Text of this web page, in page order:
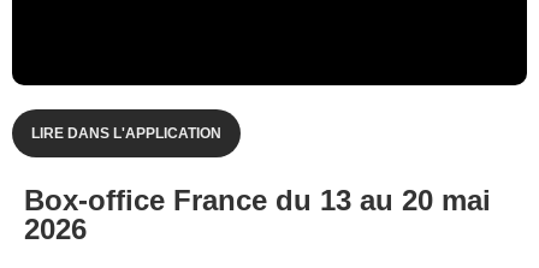
LIRE DANS L'APPLICATION
Box-office France du 13 au 20 mai
2026